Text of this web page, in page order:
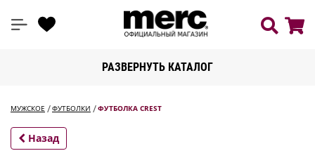
РАЗВЕРНУТЬ КАТАЛОГ
МУЖСКОЕ ФУТБОЛКИ ФУТБОЛКА CREST
Назад